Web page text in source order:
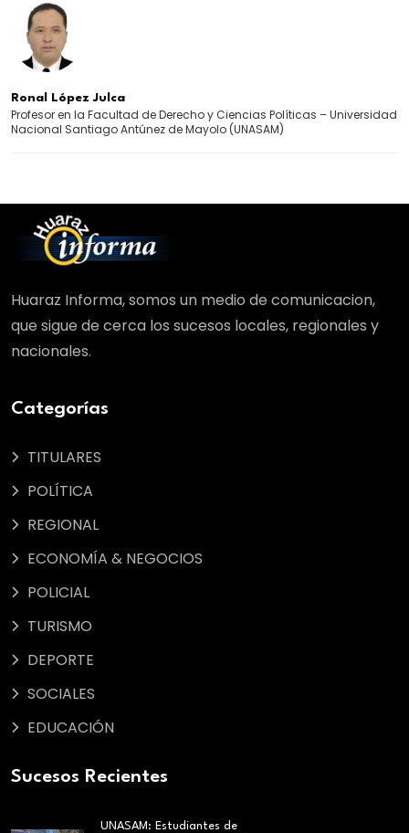
Ronal López Julca
Profesor en la Facultad de Derecho y Ciencias Políticas – Universidad
Nacional Santiago Antúnez de Mayolo (UNASAM)
Huaraz Informa, somos un medio de comunicacion,
que sigue de cerca los sucesos locales, regionales y
nacionales.
Categorías
TITULARES
POLÍTICA
REGIONAL
ECONOMÍA & NEGOCIOS
POLICIAL
TURISMO
DEPORTE
SOCIALES
EDUCACIÓN
Sucesos Recientes
UNASAM: Estudiantes de